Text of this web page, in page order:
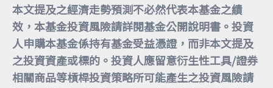
本文提及之經濟走勢預測不必然代表本基金之績
效，本基金投資風險請詳閱基金公開說明書。投資
人申購本基金係持有基金受益憑證，而非本文提及
之投資資產或標的。投資人應留意衍生性工具/證券
相關商品等槓桿投資策略所可能產生之投資風險請